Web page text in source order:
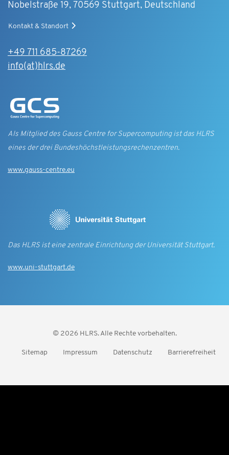
Nobelstraße 19, 70569 Stuttgart, Deutschland
Kontakt & Standort
+49 711 685-87269
info(at)hlrs.de
Als Mitglied des Gauss Centre for Supercomputing ist das HLRS
eines der drei Bundes­höchst­leistungs­rechen­zentren.
www.gauss-centre.eu
Das HLRS ist eine zentrale Einrichtung der Universität Stuttgart.
www.uni-stuttgart.de
© 2026 HLRS. Alle Rechte vorbehalten.
Sitemap Impressum Datenschutz Barrierefreiheit